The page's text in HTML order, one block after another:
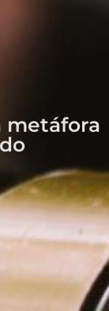
metáfora